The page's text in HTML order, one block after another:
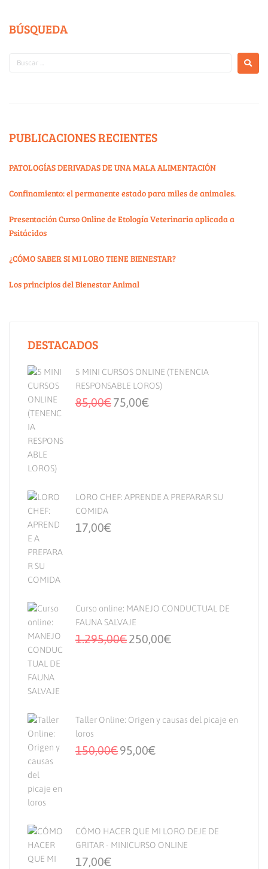
BÚSQUEDA
PUBLICACIONES RECIENTES
PATOLOGÍAS DERIVADAS DE UNA MALA ALIMENTACIÓN
Confinamiento: el permanente estado para miles de animales.
Presentación Curso Online de Etología Veterinaria aplicada a
Psitácidos
¿CÓMO SABER SI MI LORO TIENE BIENESTAR?
Los principios del Bienestar Animal
DESTACADOS
5 MINI CURSOS ONLINE (TENENCIA
RESPONSABLE LOROS)
85,00€75,00€
LORO CHEF: APRENDE A PREPARAR SU
COMIDA
17,00€
Curso online: MANEJO CONDUCTUAL DE
FAUNA SALVAJE
1.295,00€250,00€
Taller Online: Origen y causas del picaje en
loros
150,00€95,00€
CÓMO HACER QUE MI LORO DEJE DE
GRITAR - MINICURSO ONLINE
17,00€